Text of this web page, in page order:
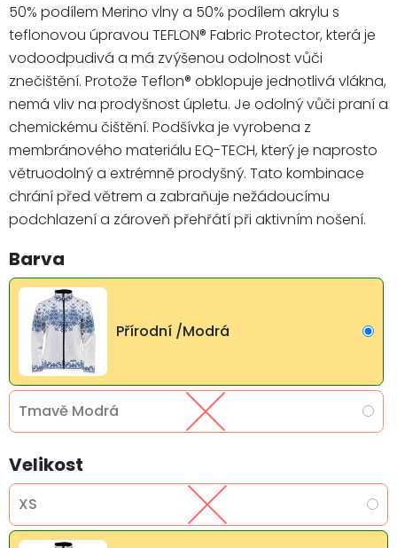
50% podílem Merino vlny a 50% podílem akrylu s
teflonovou úpravou TEFLON® Fabric Protector, která je
vodoodpudivá a má zvýšenou odolnost vůči
znečištění. Protože Teflon® obklopuje jednotlivá vlákna,
nemá vliv na prodyšnost úpletu. Je odolný vůči praní a
chemickému čištění. Podšívka je vyrobena z
membránového materiálu EQ-TECH, který je naprosto
větruodolný a extrémně prodyšný. Tato kombinace
chrání před větrem a zabraňuje nežádoucímu
podchlazení a zároveň přehřátí při aktivním nošení.
Barva
Přírodní /Modrá
Tmavě Modrá
Velikost
XS